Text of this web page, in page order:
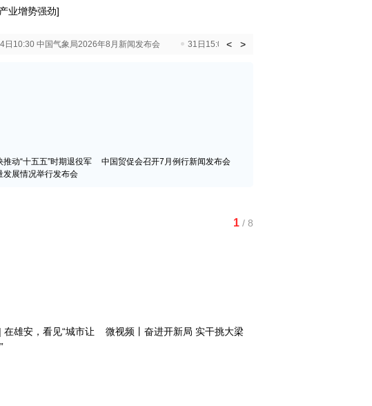
业增势强劲]
4日10:30 中国气象局2026年8月新闻发布会 31日15:00 国新办就加快推动“十五五”时期退役
< >
推动“十五五”时期退役军
发展情况举行发布会
中国贸促会召开7月例行新闻发布会